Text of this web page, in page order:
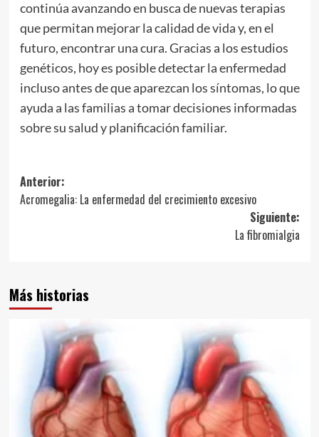
continúa avanzando en busca de nuevas terapias
que permitan mejorar la calidad de vida y, en el
futuro, encontrar una cura. Gracias a los estudios
genéticos, hoy es posible detectar la enfermedad
incluso antes de que aparezcan los síntomas, lo que
ayuda a las familias a tomar decisiones informadas
sobre su salud y planificación familiar.
Navegación
de
Anterior:
Acromegalia: La enfermedad del crecimiento excesivo
Siguiente:
La fibromialgia
Más historias